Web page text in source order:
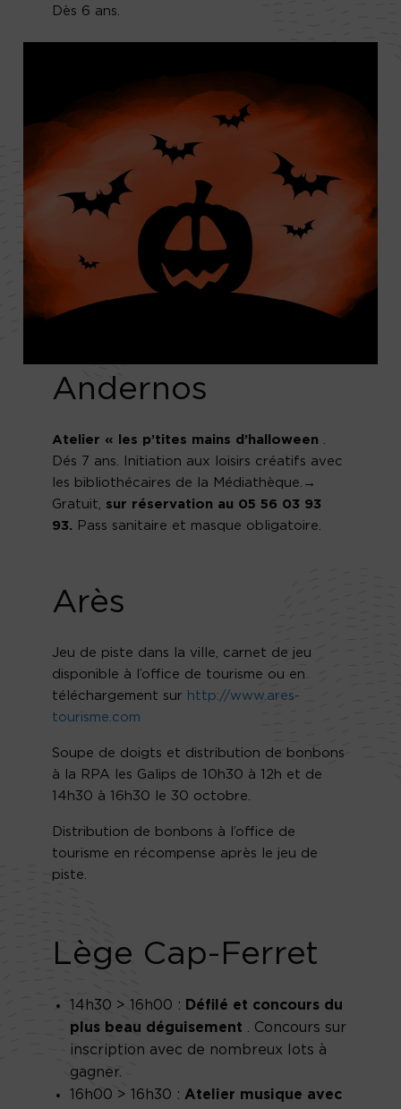
Dès 6 ans.
Andernos
Atelier « les p’tites mains d’halloween .
Dés 7 ans. Initiation aux loisirs créatifs avec
les bibliothécaires de la Médiathèque.→
Gratuit, sur réservation au 05 56 03 93
93. Pass sanitaire et masque obligatoire.
Arès
Jeu de piste dans la ville, carnet de jeu
disponible à l’office de tourisme ou en
téléchargement sur http://www.ares-
tourisme.com
Soupe de doigts et distribution de bonbons
à la RPA les Galips de 10h30 à 12h et de
14h30 à 16h30 le 30 octobre.
Distribution de bonbons à l’office de
tourisme en récompense après le jeu de
piste.
Lège Cap-Ferret
14h30 > 16h00 : Défilé et concours du
plus beau déguisement . Concours sur
inscription avec de nombreux lots à
gagner.
16h00 > 16h30 : Atelier musique avec